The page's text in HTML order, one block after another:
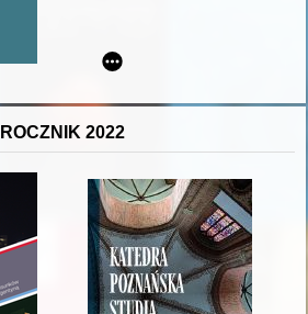
ROCZNIK 2022